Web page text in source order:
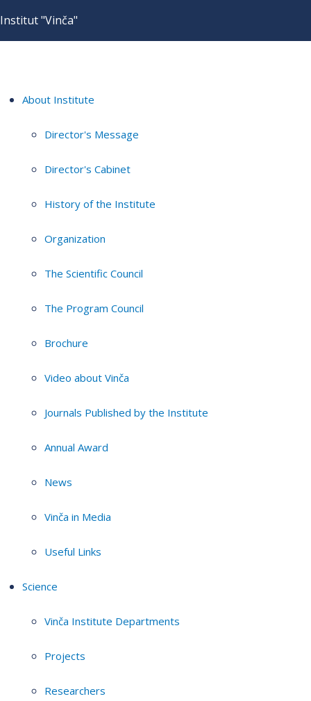
Institut "Vinča"
About Institute
Director's Message
Director's Cabinet
History of the Institute
Organization
The Scientific Council
The Program Council
Brochure
Video about Vinča
Journals Published by the Institute
Annual Award
News
Vinča in Media
Useful Links
Science
Vinča Institute Departments
Projects
Researchers